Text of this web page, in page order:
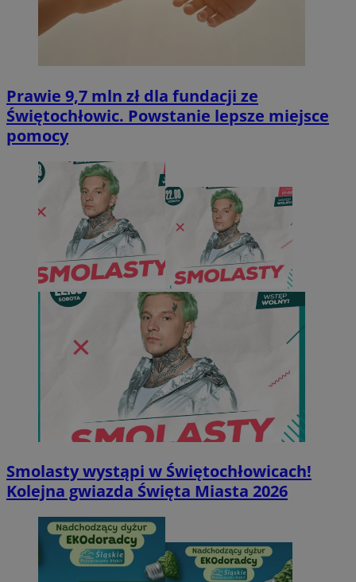
Prawie 9,7 mln zł dla fundacji ze
Świętochłowic. Powstanie lepsze miejsce
pomocy
Smolasty wystąpi w Świętochłowicach!
Kolejna gwiazda Święta Miasta 2026